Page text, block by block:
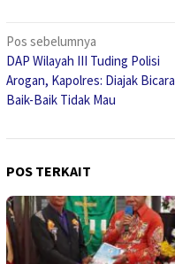
Navigasi
pos
Pos sebelumnya
DAP Wilayah III Tuding Polisi
Arogan, Kapolres: Diajak Bicara
Baik-Baik Tidak Mau
POS TERKAIT